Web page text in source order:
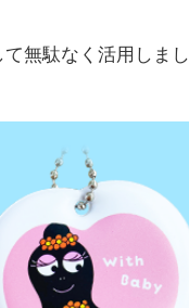
無駄なく活用しまし